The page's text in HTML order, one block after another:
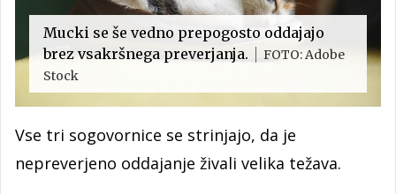
Mucki se še vedno prepogosto oddajajo
brez vsakršnega preverjanja.
FOTO: Adobe
Stock
Vse tri sogovornice se strinjajo, da je
nepreverjeno oddajanje živali velika težava.